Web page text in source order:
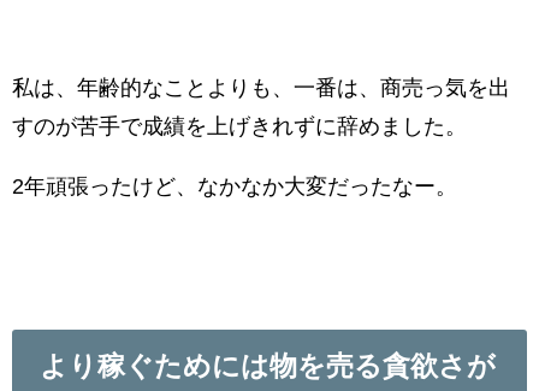
私は、年齢的なことよりも、一番は、商売っ気を出
すのが苦手で成績を上げきれずに辞めました。
2年頑張ったけど、なかなか大変だったなー。
より稼ぐためには物を売る貪欲さが